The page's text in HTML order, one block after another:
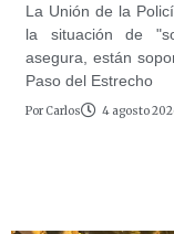
La Unión de la
la situación de
asegura, están
Paso del Estrecho
Por Carlos 4 agosto